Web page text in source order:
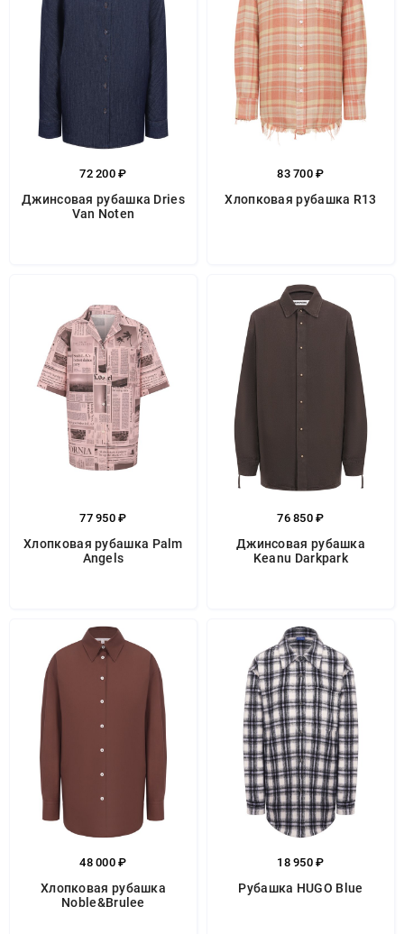
72 200 ₽
Джинсовая рубашка Dries
Van Noten
83 700 ₽
Хлопковая рубашка R13
77 950 ₽
Хлопковая рубашка Palm
Angels
76 850 ₽
Джинсовая рубашка
Keanu Darkpark
48 000 ₽
Хлопковая рубашка
Noble&Brulee
18 950 ₽
Рубашка HUGO Blue